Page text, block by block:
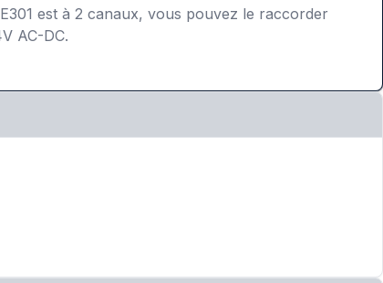
est à 2 canaux, vous pouvez le raccorder
AC-DC.